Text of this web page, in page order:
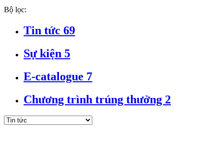
Bộ lọc:
Tin tức 69
Sự kiện 5
E-catalogue 7
Chương trình trúng thưởng 2